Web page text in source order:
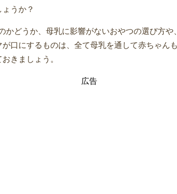
うか？
かどうか、母乳に影響がないおやつの選び方や
口にするものは、全て母乳を通して赤ちゃん
きましょう。
広告